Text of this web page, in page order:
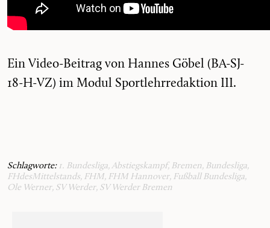
Ein Video-Beitrag von Hannes Göbel (BA-SJ-
18-H-VZ) im Modul Sportlehrredaktion III.
Schlagworte: 1. Bundesliga, Abstiegskampf, Bremen, Bundesliga,
FHdesMittelstands, FHM, FHM Hannover, Fußball Bundesliga,
Ole Werner, SV Werder, SV Werder Bremen